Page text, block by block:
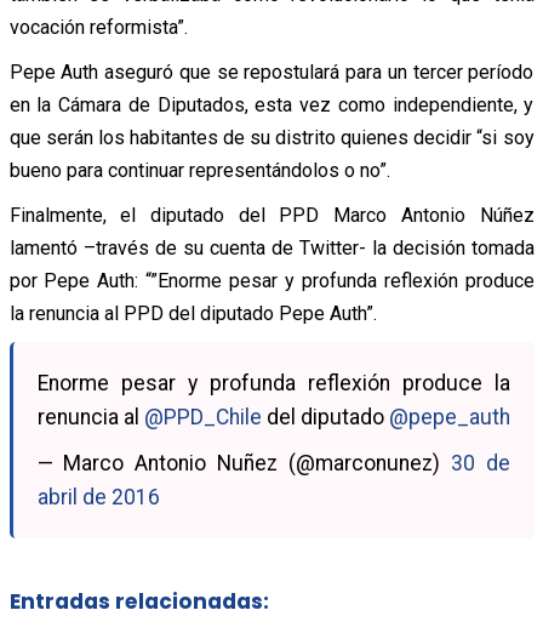
vocación reformista”.
Pepe Auth aseguró que se repostulará para un tercer período
en la Cámara de Diputados, esta vez como independiente, y
que serán los habitantes de su distrito quienes decidir “si soy
bueno para continuar representándolos o no”.
Finalmente, el diputado del PPD Marco Antonio Núñez
lamentó –través de su cuenta de Twitter- la decisión tomada
por Pepe Auth: “”Enorme pesar y profunda reflexión produce
la renuncia al PPD del diputado Pepe Auth”.
Enorme pesar y profunda reflexión produce la
renuncia al @PPD_Chile del diputado @pepe_auth
— Marco Antonio Nuñez (@marconunez) 30 de
abril de 2016
Entradas relacionadas: